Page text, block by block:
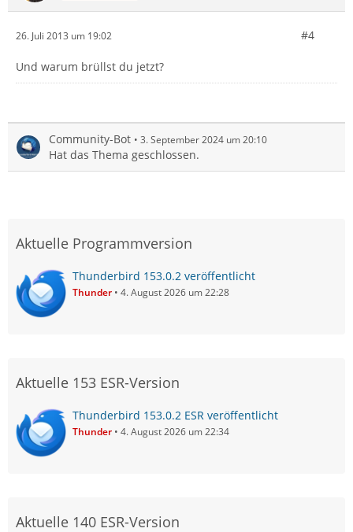
26. Juli 2013 um 19:02 #4
Und warum brüllst du jetzt?
Community-Bot 3. September 2024 um 20:10
Hat das Thema geschlossen.
Aktuelle Programmversion
Thunderbird 153.0.2 veröffentlicht
Thunder 4. August 2026 um 22:28
Aktuelle 153 ESR-Version
Thunderbird 153.0.2 ESR veröffentlicht
Thunder 4. August 2026 um 22:34
Aktuelle 140 ESR-Version